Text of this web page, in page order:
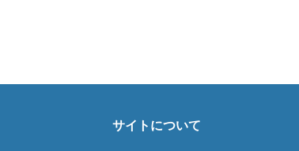
サイトについて